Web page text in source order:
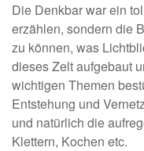
Die Denkbar war ein
erzählen, sondern die
zu können, was
dieses Zelt aufgebaut
wichtigen Themen
Entstehung und
und natürlich die
Klettern, Kochen etc.